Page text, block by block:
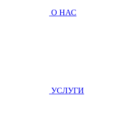
О НАС
УСЛУГИ